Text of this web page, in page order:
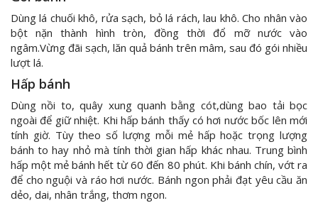
Dùng lá chuối khô, rửa sạch, bỏ lá rách, lau khô. Cho nhân vào
bột nặn thành hình tròn, đồng thời đổ mỡ nước vào
ngâm.Vừng đãi sạch, lăn quả bánh trên mâm, sau đó gói nhiều
lượt lá.
Hấp bánh
Dùng nồi to, quây xung quanh bằng cót,dùng bao tải bọc
ngoài để giữ nhiệt. Khi hấp bánh thấy có hơi nước bốc lên mới
tính giờ. Tùy theo số lượng mỗi mẻ hấp hoặc trọng lượng
bánh to hay nhỏ mà tính thời gian hấp khác nhau. Trung bình
hấp một mẻ bánh hết từ 60 đến 80 phút. Khi bánh chín, vớt ra
để cho nguội và ráo hơi nước. Bánh ngon phải đạt yêu cầu ăn
dẻo, dai, nhân trắng, thơm ngon.